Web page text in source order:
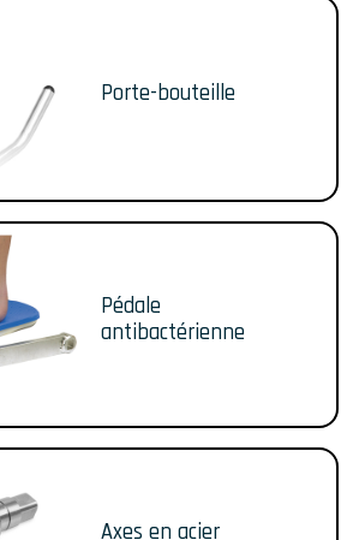
Porte-bouteille
Pédale
antibactérienne
Axes en acier